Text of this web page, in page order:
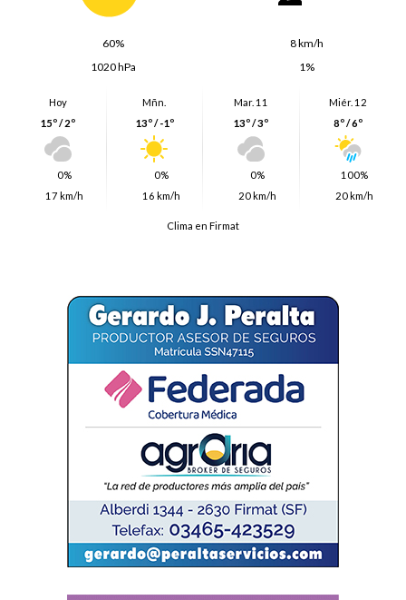
60%
8 km/h
1020 hPa
1%
Hoy
15º / 2º
0%
17 km/h
Mñn.
13º / -1º
0%
16 km/h
Mar. 11
13º / 3º
0%
20 km/h
Miér. 12
8º / 6º
100%
20 km/h
Clima en Firmat